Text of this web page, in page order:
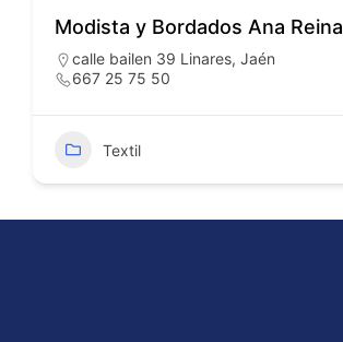
Modista y Bordados Ana Reina
calle bailen 39 Linares, Jaén
667 25 75 50
Textil